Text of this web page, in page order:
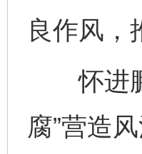
良作风，
怀进鹏
腐”营造